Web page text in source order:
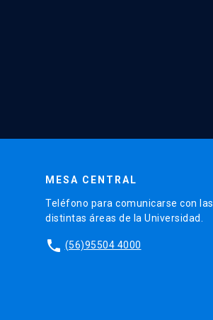
MESA CENTRAL
Teléfono para comunicarse con las
distintas áreas de la Universidad.
phone (56)95504 4000